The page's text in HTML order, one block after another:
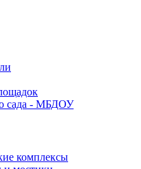
сада - МБДОУ
комплексы